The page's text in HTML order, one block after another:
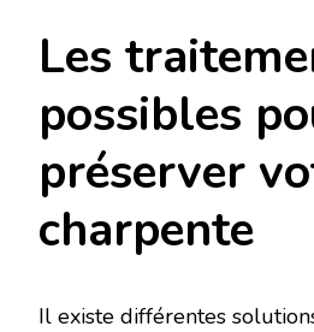
Les
possibles
préserver
charpente
Il existe différentes